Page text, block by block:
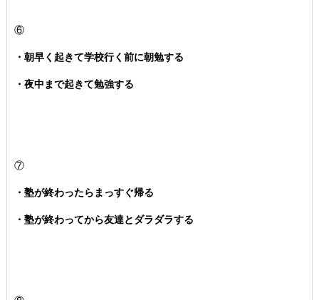
⑥
・朝早く起きて学校行く前に朝勉する
・夜中まで起きて勉強する
⑦
・塾が終わったらまっすぐ帰る
・塾が終わってから友達とダラダラする